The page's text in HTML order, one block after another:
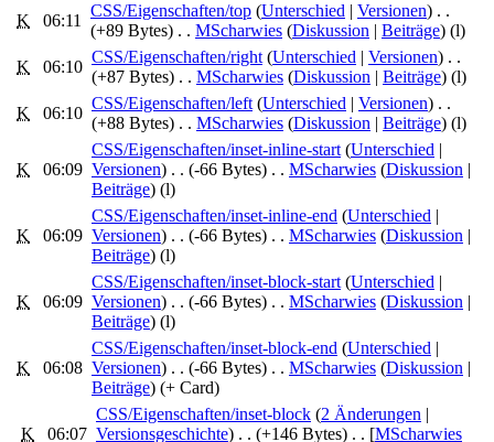
K 06:11
CSS/Eigenschaften/top ‎ (Unterschied | Versionen) . .
(+89 Bytes) . . MScharwies (Diskussion | Beiträge) (l)
K 06:10
CSS/Eigenschaften/right ‎ (Unterschied | Versionen) . .
(+87 Bytes) . . MScharwies (Diskussion | Beiträge) (l)
K 06:10
CSS/Eigenschaften/left ‎ (Unterschied | Versionen) . .
(+88 Bytes) . . MScharwies (Diskussion | Beiträge) (l)
K 06:09
CSS/Eigenschaften/inset-inline-start ‎ (Unterschied |
Versionen) . . (-66 Bytes) . . MScharwies (Diskussion |
Beiträge) (l)
K 06:09
CSS/Eigenschaften/inset-inline-end ‎ (Unterschied |
Versionen) . . (-66 Bytes) . . MScharwies (Diskussion |
Beiträge) (l)
K 06:09
CSS/Eigenschaften/inset-block-start ‎ (Unterschied |
Versionen) . . (-66 Bytes) . . MScharwies (Diskussion |
Beiträge) (l)
K 06:08
CSS/Eigenschaften/inset-block-end ‎ (Unterschied |
Versionen) . . (-66 Bytes) . . MScharwies (Diskussion |
Beiträge) (+ Card)
K 06:07
CSS/Eigenschaften/inset-block ‎‎ (2 Änderungen |
Versionsgeschichte) . . (+146 Bytes) . . [MScharwies